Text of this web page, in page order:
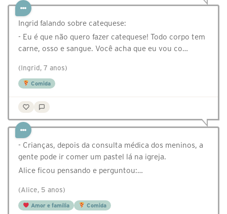
Ingrid falando sobre catequese:
- Eu é que não quero fazer catequese! Todo corpo tem
carne, osso e sangue. Você acha que eu vou co…
(Ingrid, 7 anos)
Comida
- Crianças, depois da consulta médica dos meninos, a
gente pode ir comer um pastel lá na igreja.
Alice ficou pensando e perguntou:…
(Alice, 5 anos)
Amor e família Comida